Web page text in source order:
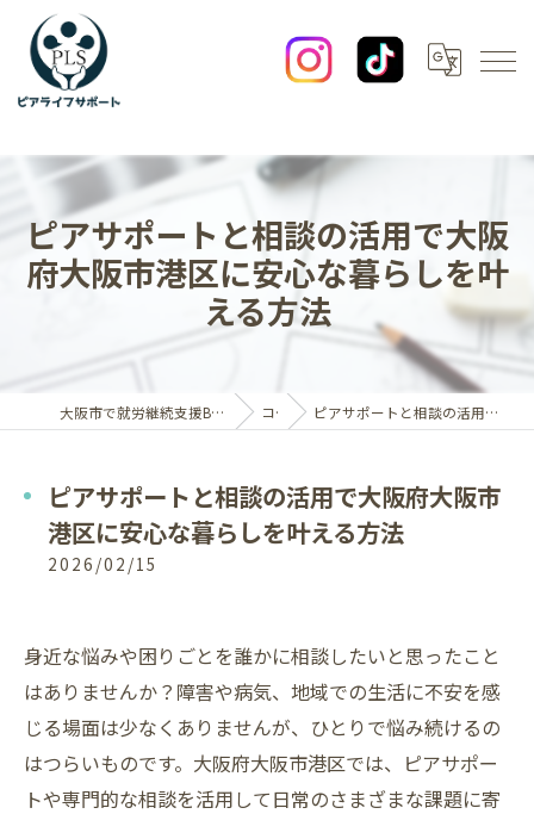
ピアサポートと相談の活用で大阪
府大阪市港区に安心な暮らしを叶
える方法
大阪市で就労継続支援B型なら一般社団法人ピアライフサポート コラム ピアサポートと相談の活用で大阪府大阪市港区に安心な暮らしを叶える方法
ピアサポートと相談の活用で大阪府大阪市
港区に安心な暮らしを叶える方法
2026/02/15
身近な悩みや困りごとを誰かに相談したいと思ったこと
はありませんか？障害や病気、地域での生活に不安を感
じる場面は少なくありませんが、ひとりで悩み続けるの
はつらいものです。大阪府大阪市港区では、ピアサポー
トや専門的な相談を活用して日常のさまざまな課題に寄